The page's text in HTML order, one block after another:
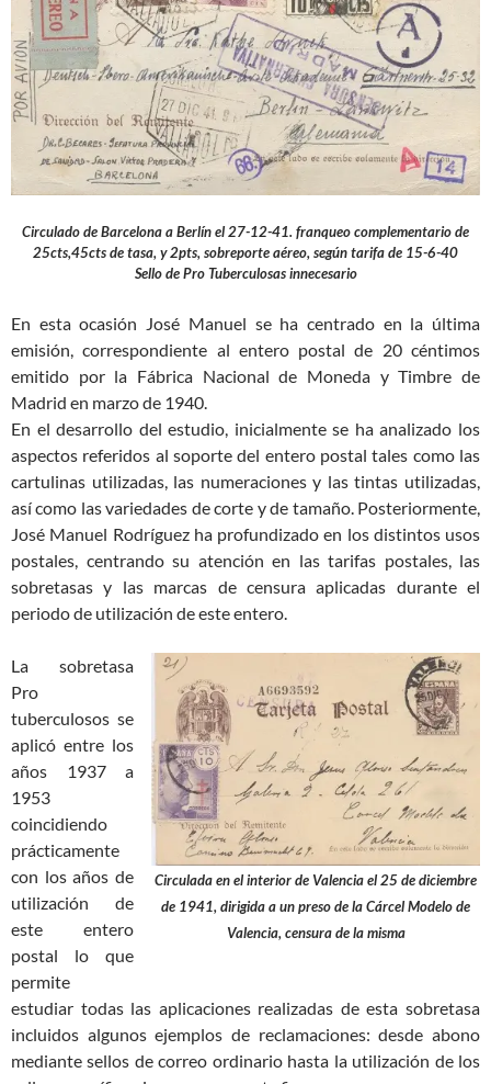
Circulado de Barcelona a Berlín el 27-12-41. franqueo complementario de
25cts,45cts de tasa, y 2pts, sobreporte aéreo, según tarifa de 15-6-40
Sello de Pro Tuberculosas innecesario
En esta ocasión José Manuel se ha centrado en la última
emisión, correspondiente al entero postal de 20 céntimos
emitido por la Fábrica Nacional de Moneda y Timbre de
Madrid en marzo de 1940.
En el desarrollo del estudio, inicialmente se ha analizado los
aspectos referidos al soporte del entero postal tales como las
cartulinas utilizadas, las numeraciones y las tintas utilizadas,
así como las variedades de corte y de tamaño. Posteriormente,
José Manuel Rodríguez ha profundizado en los distintos usos
postales, centrando su atención en las tarifas postales, las
sobretasas y las marcas de censura aplicadas durante el
periodo de utilización de este entero.
Circulada en el interior de Valencia el 25 de diciembre
de 1941, dirigida a un preso de la Cárcel Modelo de
Valencia, censura de la misma
La sobretasa
Pro
tuberculosos se
aplicó entre los
años 1937 a
1953
coincidiendo
prácticamente
con los años de
utilización de
este entero
postal lo que
permite
estudiar todas las aplicaciones realizadas de esta sobretasa
incluidos algunos ejemplos de reclamaciones: desde abono
mediante sellos de correo ordinario hasta la utilización de los